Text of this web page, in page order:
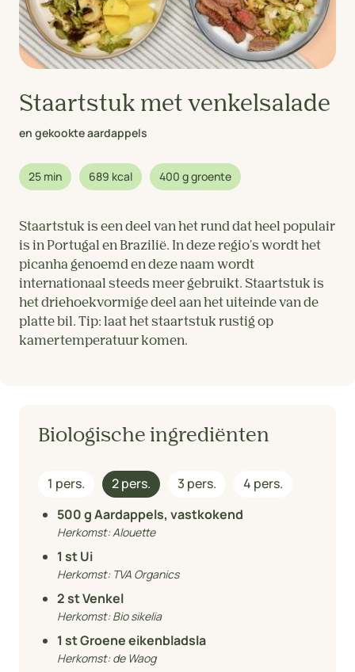
Staartstuk met venkelsalade
en gekookte aardappels
25 min 689 kcal 400 g groente
Staartstuk is een deel van het rund dat heel populair
is in Portugal en Brazilië. In deze regio's wordt het
picanha genoemd en deze naam wordt
internationaal steeds meer gebruikt. Staartstuk is
het driehoekvormige deel aan het uiteinde van de
platte bil. Tip: laat het staartstuk rustig op
kamertemperatuur komen.
Biologische ingrediënten
1 pers. 2 pers. 3 pers.
4 pers.
500g Aardappels, vastkokend
Herkomst:Alouette
1 st Ui
Herkomst: TVA Organics
2st Venkel
Herkomst:Bio sikelia
1 st Groene eikenbladsla
Herkomst:de Waog